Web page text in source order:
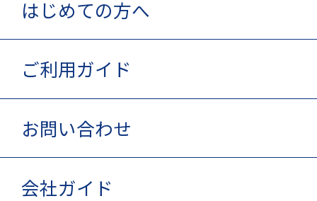
はじめての方へ
ご利用ガイド
お問い合わせ
会社ガイド